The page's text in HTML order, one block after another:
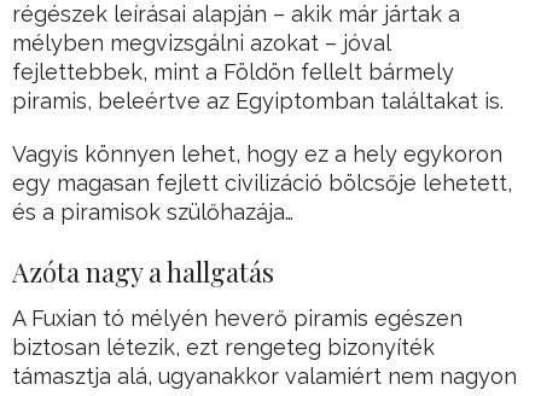
régészek leírásai alapján – akik már jártak a
mélyben megvizsgálni azokat – jóval
fejlettebbek, mint a Földön fellelt bármely
piramis, beleértve az Egyiptomban találtakat is.
Vagyis könnyen lehet, hogy ez a hely egykoron
egy magasan fejlett civilizáció bölcsője lehetett,
és a piramisok szülőhazája…
Azóta nagy a hallgatás
A Fuxian tó mélyén heverő piramis egészen
biztosan létezik, ezt rengeteg bizonyíték
támasztja alá, ugyanakkor valamiért nem nagyon